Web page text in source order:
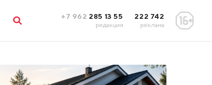
+7 962 285 13 55
редакция
222 742
реклама